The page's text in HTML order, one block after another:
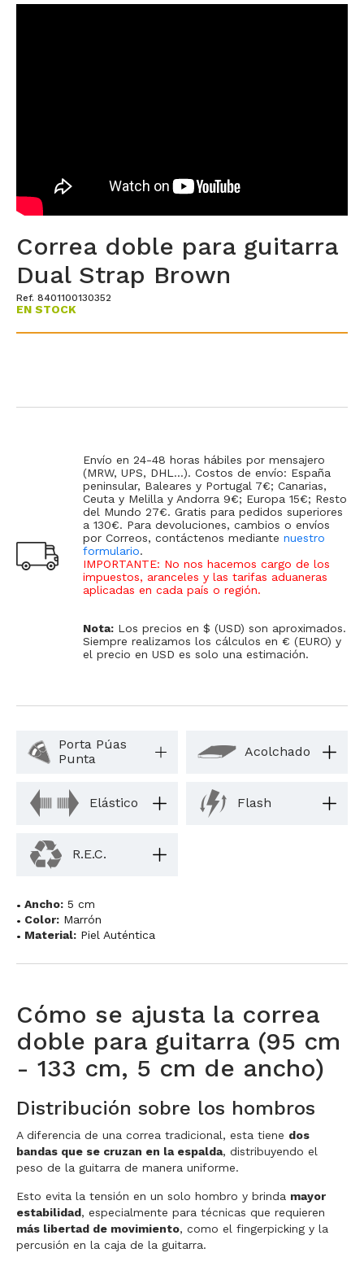
Correa doble para guitarra
Dual Strap Brown
Ref. 8401100130352
EN STOCK
Envío en 24-48 horas hábiles por mensajero
(MRW, UPS, DHL...). Costos de envío: España
peninsular, Baleares y Portugal 7€; Canarias,
Ceuta y Melilla y Andorra 9€; Europa 15€; Resto
del Mundo 27€. Gratis para pedidos superiores
a 130€. Para devoluciones, cambios o envíos
por Correos, contáctenos mediante nuestro
formulario.
IMPORTANTE: No nos hacemos cargo de los
impuestos, aranceles y las tarifas aduaneras
aplicadas en cada país o región.
Nota: Los precios en $ (USD) son aproximados.
Siempre realizamos los cálculos en € (EURO) y
el precio en USD es solo una estimación.
Porta Púas
Punta
Acolchado
Elástico Flash
R.E.C.
Ancho: 5 cm
Color: Marrón
Material: Piel Auténtica
Cómo se ajusta la correa
doble para guitarra (95 cm
- 133 cm, 5 cm de ancho)
Distribución sobre los hombros
A diferencia de una correa tradicional, esta tiene dos
bandas que se cruzan en la espalda, distribuyendo el
peso de la guitarra de manera uniforme.
Esto evita la tensión en un solo hombro y brinda mayor
estabilidad, especialmente para técnicas que requieren
más libertad de movimiento, como el fingerpicking y la
percusión en la caja de la guitarra.